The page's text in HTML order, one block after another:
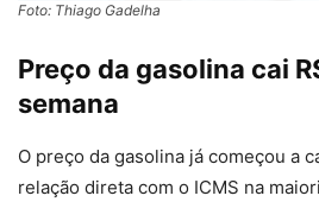
Foto: Thiago Gadelha
Preço da gasolina cai
semana
O preço da gasolina já começou a
relação direta com o ICMS na